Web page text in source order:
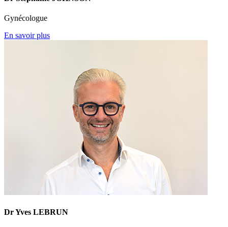
Gynécologue
En savoir plus
Dr Yves LEBRUN